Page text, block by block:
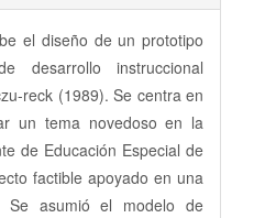
el diseño de un prototipo
desarrollo instruccional
reck (1989). Se centra en
un tema novedoso en la
de Educación Especial de
factible apoyado en una
Se asumió el modelo de